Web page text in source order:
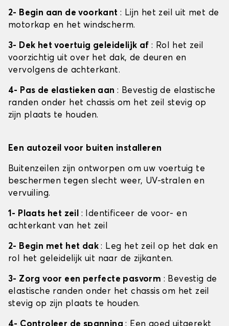
2- Begin aan de voorkant : Lijn het zeil uit met de
motorkap en het windscherm.
3- Dek het voertuig geleidelijk af : Rol het zeil
voorzichtig uit over het dak, de deuren en
vervolgens de achterkant.
4- Pas de elastieken aan : Bevestig de elastische
randen onder het chassis om het zeil stevig op
zijn plaats te houden.
Een autozeil voor buiten installeren
Buitenzeilen zijn ontworpen om uw voertuig te
beschermen tegen slecht weer, UV-stralen en
vervuiling.
1- Plaats het zeil : Identificeer de voor- en
achterkant van het zeil
2- Begin met het dak: Leg het zeil op het dak en
rol het geleidelijk uit naar de zijkanten.
3- Zorg voor een perfecte pasvorm : Bevestig de
elastische randen onder het chassis om het zeil
stevig op zijn plaats te houden.